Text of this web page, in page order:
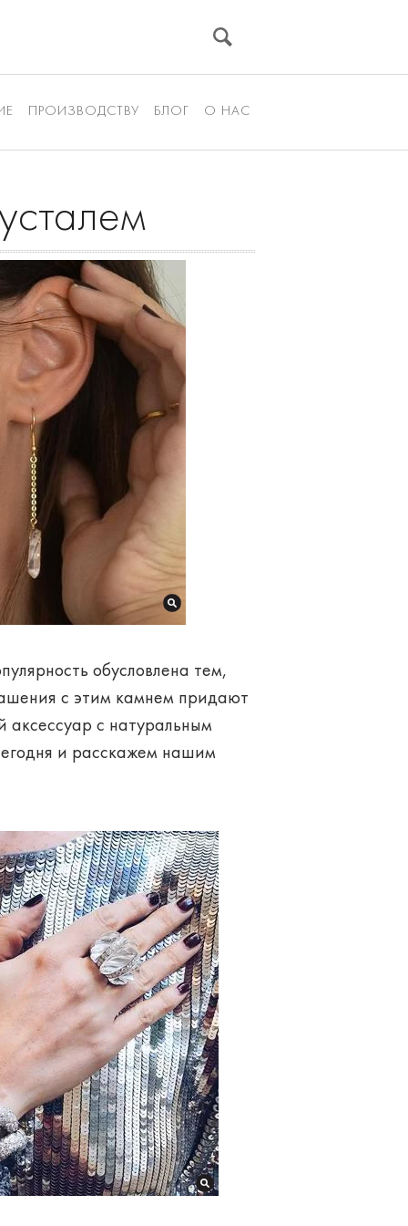
ПРОИЗВОДСТВУ БЛОГ О НАС
обусловлена тем,
с этим камнем придают
с натуральным
и расскажем нашим